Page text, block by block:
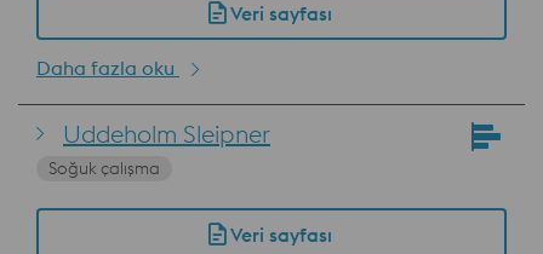
Veri sayfası
Daha fazla oku
Uddeholm Sleipner
Soğuk çalışma
Veri sayfası